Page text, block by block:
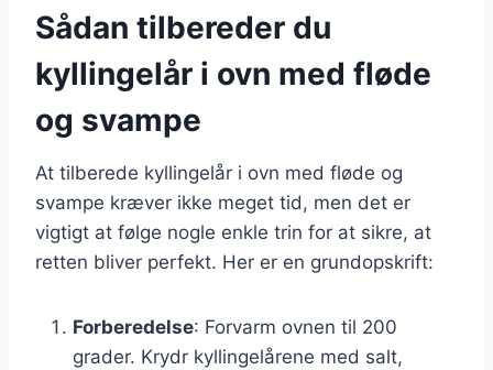
Sådan tilbereder du
kyllingelår i ovn med fløde
og svampe
At tilberede kyllingelår i ovn med fløde og
svampe kræver ikke meget tid, men det er
vigtigt at følge nogle enkle trin for at sikre, at
retten bliver perfekt. Her er en grundopskrift:
Forberedelse: Forvarm ovnen til 200
grader. Krydr kyllingelårene med salt,